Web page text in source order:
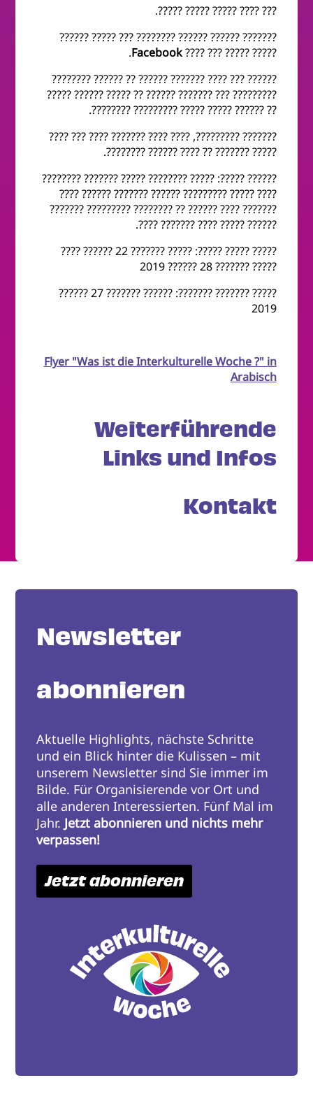
??? ???? ????? ????? ?????.
??????? ?????? ?????? ???????? ??? ????? ??????
????? ????? ??? ????
Facebook
.
?????? ??? ???? ??????? ?????? ?? ?????? ????????
????????? ??? ??????? ?????? ?? ????? ?????? ?????
?? ?????? ????? ????? ????????? ????????.
??????? ?????????, ???? ???? ??????? ???? ??? ????
????? ??????? ?? ???? ?????? ????????.
?????? ?????: ????? ???????? ????? ??????? ????????
???? ????? ????????? ?????? ??????? ?????? ????
??????? ???? ?????? ?? ???????? ????????? ???????
?????? ????? ???? ??????? ????.
????? ????? ?????: ????? ??????? 22 ?????? ????
????? ??????? 28 ?????? 2019
????? ??????? ???????: ?????? ??????? 27 ??????
2019
Flyer "Was ist die Interkulturelle Woche ?" in
Arabisch
Weiterführende
Links und Infos
Kontakt
Newsletter
abonnieren
Aktuelle Highlights, nächste Schritte
und ein Blick hinter die Kulissen – mit
unserem Newsletter sind Sie immer im
Bilde. Für Organisierende vor Ort und
alle anderen Interessierten. Fünf Mal im
Jahr. Jetzt abonnieren und nichts mehr
verpassen!
Jetzt abonnieren